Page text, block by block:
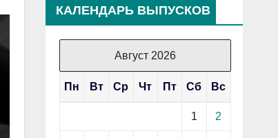
КАЛЕНДАРЬ ВЫПУСКОВ
Август 2026
Пн Вт Ср Чт Пт Сб Вс
1 2